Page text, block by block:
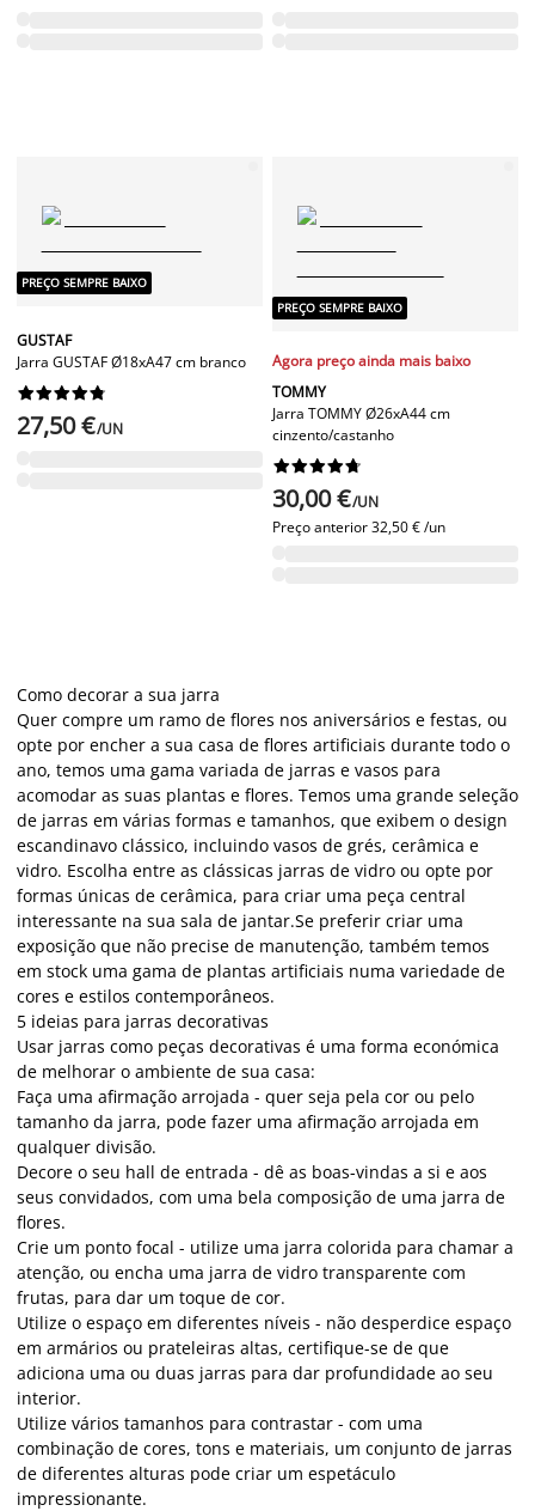
PREÇO SEMPRE BAIXO
GUSTAF
Jarra GUSTAF Ø18xA47 cm branco






27,50 €/UN
PREÇO SEMPRE BAIXO
Agora preço ainda mais baixo
TOMMY
Jarra TOMMY Ø26xA44 cm
cinzento/castanho






30,00 €/UN
Preço anterior32,50 € /un
Como decorar a sua jarra
Quer compre um ramo de flores nos aniversários e festas, ou
opte por encher a sua casa de flores artificiais durante todo o
ano, temos uma gama variada de jarras e vasos para
acomodar as suas plantas e flores. Temos uma grande seleção
de jarras em várias formas e tamanhos, que exibem o design
escandinavo clássico, incluindo vasos de grés, cerâmica e
vidro. Escolha entre as clássicas jarras de vidro ou opte por
formas únicas de cerâmica, para criar uma peça central
interessante na sua sala de jantar.Se preferir criar uma
exposição que não precise de manutenção, também temos
em stock uma gama de plantas artificiais numa variedade de
cores e estilos contemporâneos.
5 ideias para jarras decorativas
Usar jarras como peças decorativas é uma forma económica
de melhorar o ambiente de sua casa:
Faça uma afirmação arrojada - quer seja pela cor ou pelo
tamanho da jarra, pode fazer uma afirmação arrojada em
qualquer divisão.
Decore o seu hall de entrada - dê as boas-vindas a si e aos
seus convidados, com uma bela composição de uma jarra de
flores.
Crie um ponto focal - utilize uma jarra colorida para chamar a
atenção, ou encha uma jarra de vidro transparente com
frutas, para dar um toque de cor.
Utilize o espaço em diferentes níveis - não desperdice espaço
em armários ou prateleiras altas, certifique-se de que
adiciona uma ou duas jarras para dar profundidade ao seu
interior.
Utilize vários tamanhos para contrastar - com uma
combinação de cores, tons e materiais, um conjunto de jarras
de diferentes alturas pode criar um espetáculo
impressionante.